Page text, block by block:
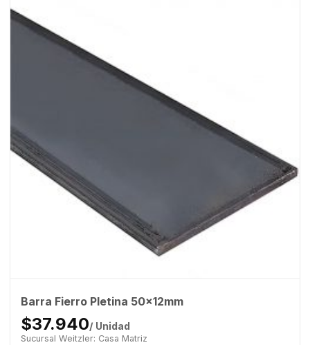
Barra Fierro Pletina 50x12mm
$37.940/ Unidad
Sucursal Weitzler: Casa Matriz